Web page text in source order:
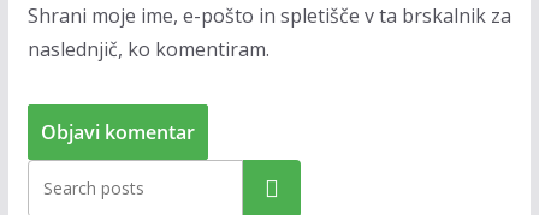
Shrani moje ime, e-pošto in spletišče v ta brskalnik za
naslednjič, ko komentiram.